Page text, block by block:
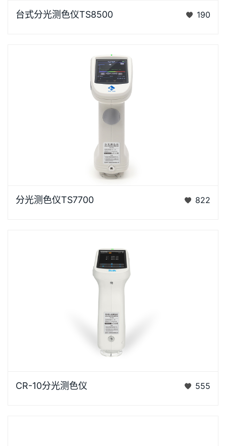
研发的分光测色仪，采用双阵列CMOS图像感应器具有
台式分光测色仪TS8500 190
仪是3nh公司花费3年时间、精心设计的、完…
分光测色仪TS7700 822
仪，使用方便，一键可完成测量，采用内置大面积硅光
CR-10分光测色仪 555